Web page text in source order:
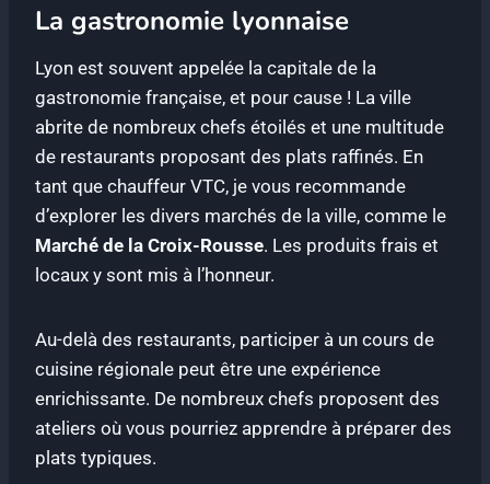
La gastronomie lyonnaise
Lyon est souvent appelée la capitale de la
gastronomie française, et pour cause ! La ville
abrite de nombreux chefs étoilés et une multitude
de restaurants proposant des plats raffinés. En
tant que chauffeur VTC, je vous recommande
d’explorer les divers marchés de la ville, comme le
Marché de la Croix-Rousse. Les produits frais et
locaux y sont mis à l’honneur.
Au-delà des restaurants, participer à un cours de
cuisine régionale peut être une expérience
enrichissante. De nombreux chefs proposent des
ateliers où vous pourriez apprendre à préparer des
plats typiques.